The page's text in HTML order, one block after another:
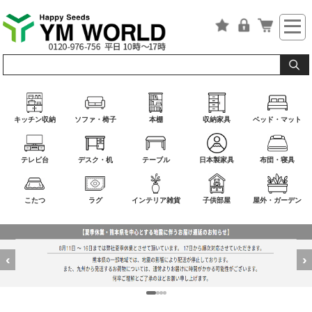
キッチン収納 ソファ・椅子 本棚 収納家具 ベッド・マット
テレビ台 デスク・机 テーブル 日本製家具 布団・寝具
こたつ ラグ インテリア雑貨 子供部屋 屋外・ガーデン
‹ ›